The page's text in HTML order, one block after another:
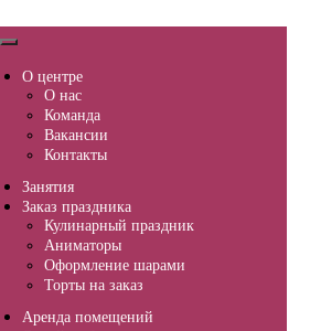
О центре
О нас
Команда
Вакансии
Контакты
Занятия
Заказ праздника
Кулинарный праздник
Аниматоры
Оформление шарами
Торты на заказ
Аренда помещений